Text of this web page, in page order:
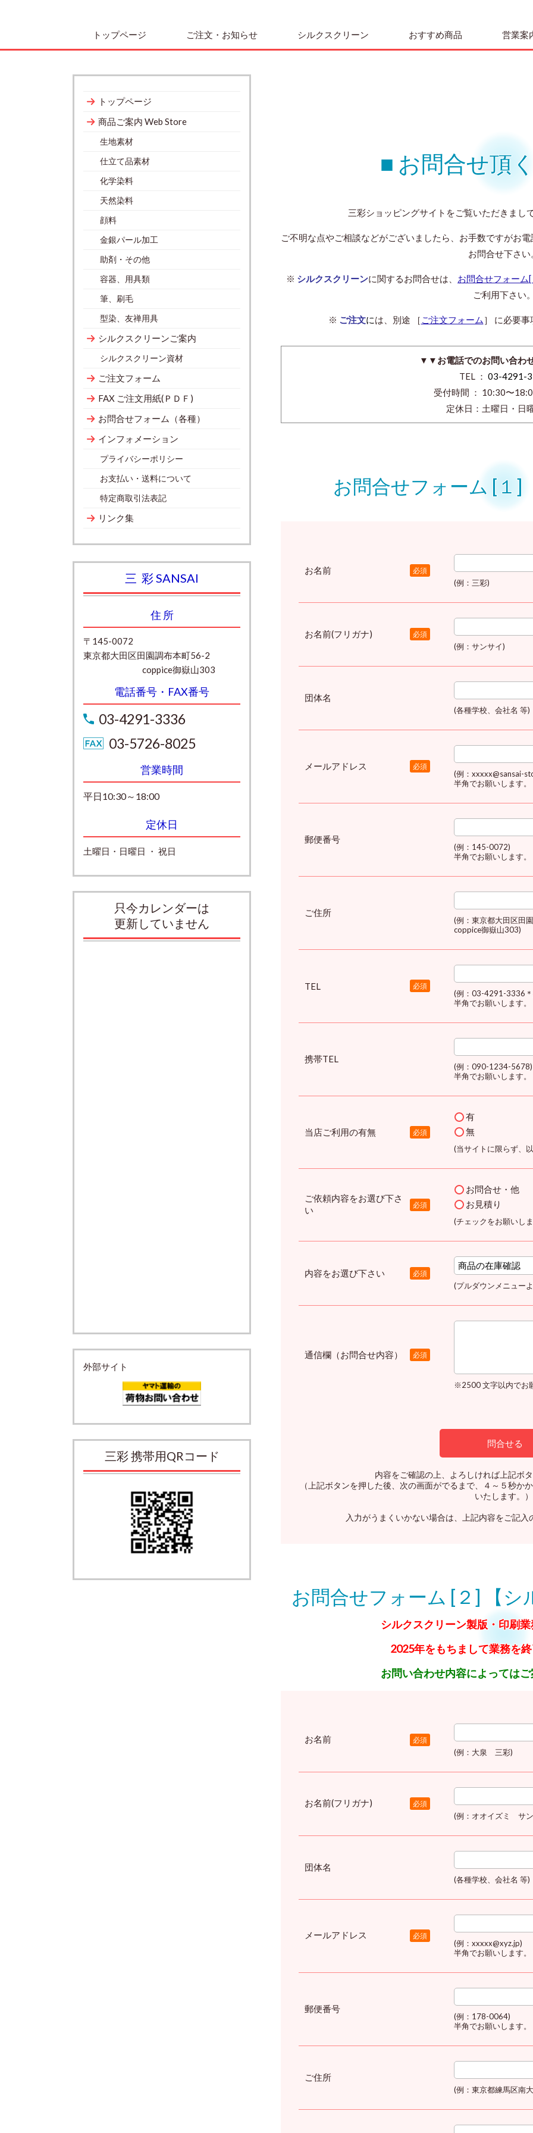
トップページ ご注文・お知らせ シルクスクリーン おすすめ商品 営業案
■ お問合せ頂
三彩ショッピングサイトをご覧いただきまし
ご不明な点やご相談などがございましたら、お手数ですがお
お問合せ下さい
※ シルクスクリーンに関するお問合せは、 お問合せフォーム
ご利用下さい。
※ ご注文には、別途 ［ ご注文フォーム ］ に必要事
▼▼お電話でのお問い合わ
TEL ： 03-4291-
受付時間 ： 10:30〜
定休日：土曜日・日
お問合せフォーム [１]
お名前 必須
(例：三彩)
お名前(フリガナ) 必須
(例：サンサイ)
団体名
(各種学校、会社名 等)
メールアドレス 必須
(例：xxxxx@sansai-
半角でお願いします。
郵便番号
(例：145-0072)
半角でお願いします。
ご住所
(例：東京都大田区田
coppice御嶽山303)
TEL 必須
(例：03-4291-3336
半角でお願いします。
携帯TEL
(例：090-1234-5678)
半角でお願いします。
当店ご利用の有無 必須
有
無
(当サイトに限らず、
ご依頼内容をお選び下さ
い
必須
お問合せ・他
お見積り
(チェックをお願いし
内容をお選び下さい 必須
(プルダウンメニュー
通信欄（お問合せ内容） 必須
※2500 文字以内でお
内容をご確認の上、よろしければ上記ボ
（上記ボタンを押した後、次の画面がでるまで、４～５秒か
いたします。）
入力がうまくいかない場合は、上記内容をご記入
お問合せフォーム [２] 【シ
シルクスクリーン製版・印刷
2025年をもちまして業務を終
お問い合わせ内容によっては
お名前 必須
(例：大泉 三彩)
お名前(フリガナ) 必須
(例：オオイズミ サ
団体名
(各種学校、会社名 等)
メールアドレス 必須
(例：xxxxx@xyz.jp)
半角でお願いします。
郵便番号
(例：178-0064)
半角でお願いします。
ご住所
(例：東京都練馬区南
トップページ
商品ご案内 Web Store
生地素材
仕立て品素材
化学染料
天然染料
顔料
金銀パール加工
助剤・その他
容器、用具類
筆、刷毛
型染、友禅用具
シルクスクリーンご案内
シルクスクリーン資材
ご注文フォーム
FAX ご注文用紙(ＰＤＦ)
お問合せフォーム（各種）
インフォメーション
プライバシーポリシー
お支払い・送料について
特定商取引法表記
リンク集
三 彩 SANSAI
住 所
〒145-0072
東京都大田区田園調布本町56-2
coppice御嶽山303
電話番号・FAX番号
03-4291-3336
03-5726-8025
営業時間
平日10:30～18:00
定休日
土曜日・日曜日 ・ 祝日
只今カレンダーは
更新していません
外部サイト
三彩 携帯用QRコード